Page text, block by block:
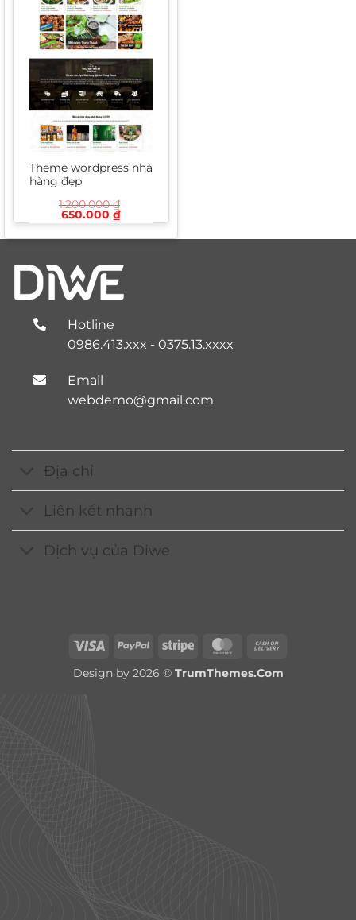
Theme wordpress nhà
hàng đẹp
1.200.000₫
Giá
gốc
650.000 ₫Giá
Hotline
0986.413.xxx - 0375.13.xxxx
Email
webdemo@gmail.com
Địa chỉ
Liên kết nhanh
Dịch vụ của Diwe
Visa PayPal Stripe MasterCard
Delivery
Design by 2026 © TrumThemes.Com